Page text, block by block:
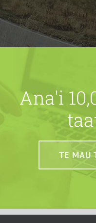
Ana'i
TE MAU